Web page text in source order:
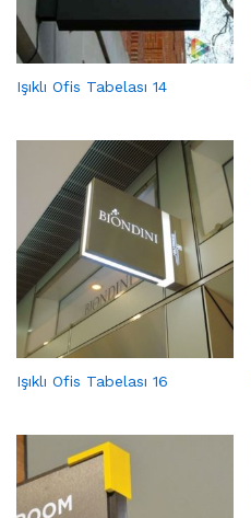
Işıklı Ofis Tabelası 14
Işıklı Ofis Tabelası 16